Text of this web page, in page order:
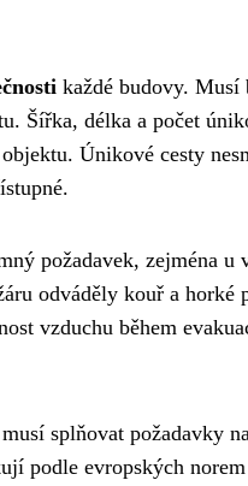
každé budovy. Musí
Šířka, délka a počet
Únikové cesty
požadavek, zejména u
odváděly kouř a horké
vzduchu během
splňovat požadavky
podle evropských